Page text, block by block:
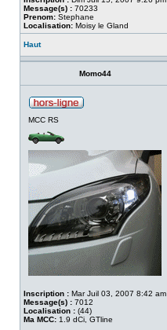
Message(s) : 70233
Prenom: Stephane
Localisation: Moisy le Gland
Haut
Momo44
MCC RS
Inscription : Mar Juil 03, 2007 8:42 am
Message(s) : 7012
Localisation : (44)
Ma MCC: 1.9 dCi, GTline